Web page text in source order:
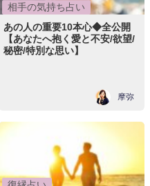
相手の気持ち占い
あの人の重要10本心◆全公開
【あなたへ抱く愛と不安/欲望/
秘密/特別な思い】
摩弥